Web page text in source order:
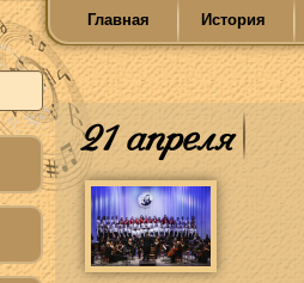
Главная История
21 апреля